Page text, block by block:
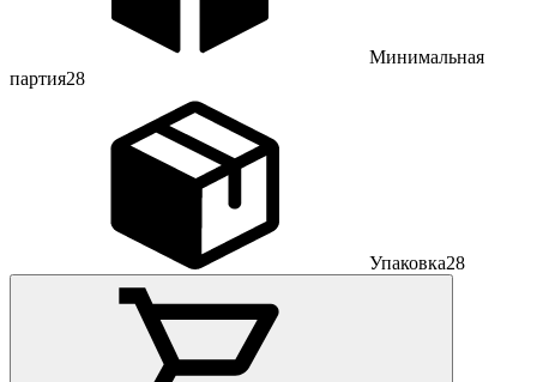
Минимальная
партия28
Упаковка28